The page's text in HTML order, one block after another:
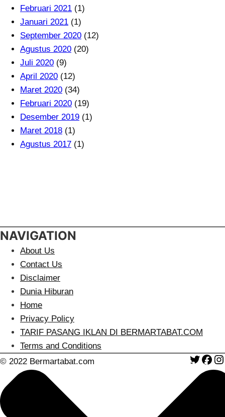
Februari 2021 (1)
Januari 2021 (1)
September 2020 (12)
Agustus 2020 (20)
Juli 2020 (9)
April 2020 (12)
Maret 2020 (34)
Februari 2020 (19)
Desember 2019 (1)
Maret 2018 (1)
Agustus 2017 (1)
NAVIGATION
About Us
Contact Us
Disclaimer
Dunia Hiburan
Home
Privacy Policy
TARIF PASANG IKLAN DI BERMARTABAT.COM
Terms and Conditions
© 2022 Bermartabat.com
Twitter